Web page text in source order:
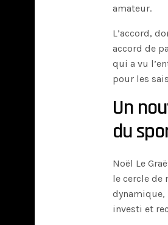
amateur.
L’accord,
accord de
qui a vu
pour les
Un
du
Noël Le
le cercle de
dynamique,
investi et